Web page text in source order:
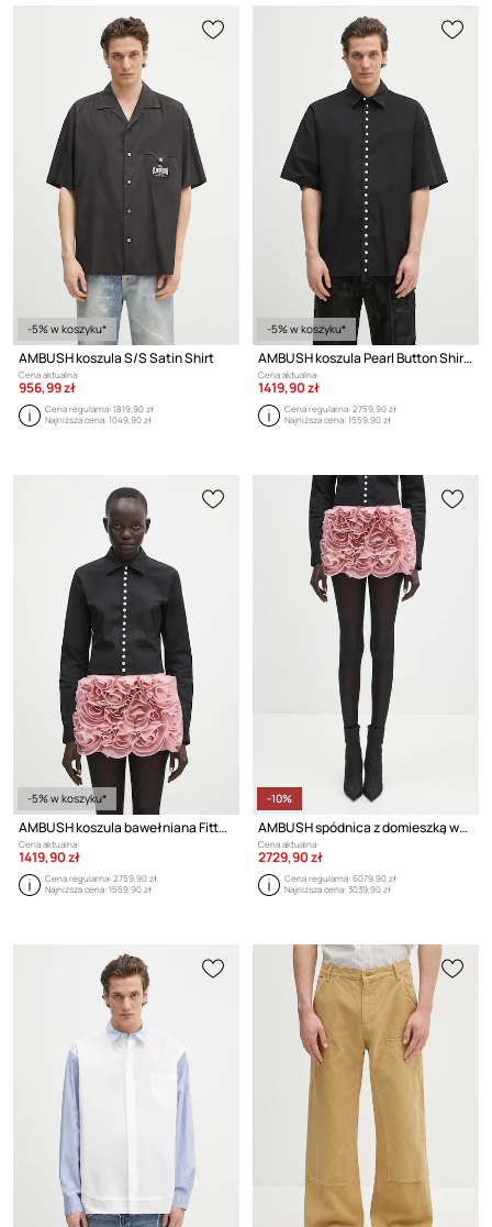
-5% w koszyku*
AMBUSH koszula S/S Satin Shirt
Cena aktualna:
956,99 zł
Cena regularna:1819,90 zł
Najniższa cena:1049,90 zł
-5% w koszyku*
AMBUSH koszula Pearl Button Shirt
Cena aktualna:
1419,90 zł
Cena regularna:2759,90 zł
Najniższa cena:1559,90 zł
-5% w koszyku*
AMBUSH koszula bawełniana Fitted Pearl Button Shirt
Cena aktualna:
1419,90 zł
Cena regularna:2759,90 zł
Najniższa cena:1559,90 zł
-10%
AMBUSH spódnica z domieszką wełny Rose Skirt
Cena aktualna:
2729,90 zł
Cena regularna:6079,90 zł
Najniższa cena:3039,90 zł